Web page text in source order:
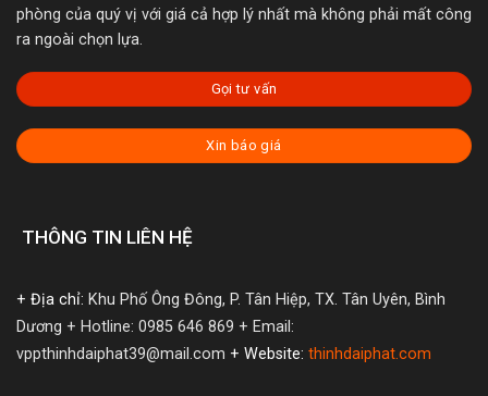
phòng của quý vị với giá cả hợp lý nhất mà không phải mất công
ra ngoài chọn lựa.
Gọi tư vấn
Xin báo giá
THÔNG TIN LIÊN HỆ
+ Địa chỉ: Khu Phố Ông Đông, P. Tân Hiệp, TX. Tân Uyên, Bình
Dương + Hotline: 0985 646 869 + Email:
vppthinhdaiphat39@mail.com + Website: thinhdaiphat.com